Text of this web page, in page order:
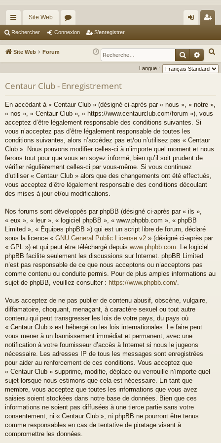
cc
ès
ra
Site Web
or
u
m
ne
xi
nr
eg
r
Rechercher Connexion S’enregistrer
Site Web Forum
e
c
Langue :
Centaur Club - Enregistrement
En accédant à « Centaur Club » (désigné ci-après par « nous », « notre »,
« nos », « Centaur Club », « https://www.centaurclub.com/forum »), vous
acceptez d’être légalement responsable des conditions suivantes. Si
vous n’acceptez pas d’être légalement responsable de toutes les
conditions suivantes, alors n’accédez pas et/ou n’utilisez pas « Centaur
Club ». Nous pouvons modifier celles-ci à n’importe quel moment et nous
ferons tout pour que vous en soyez informé, bien qu’il soit prudent de
vérifier régulièrement celles-ci par vous-même. Si vous continuez
d’utiliser « Centaur Club » alors que des changements ont été effectués,
vous acceptez d’être légalement responsable des conditions découlant
des mises à jour et/ou modifications.
Nos forums sont développés par phpBB (désigné ci-après par « ils »,
« eux », « leur », « logiciel phpBB », « www.phpbb.com », « phpBB
Limited », « Équipes phpBB ») qui est un script libre de forum, déclaré
sous la licence « GNU General Public License v2 » (désigné ci-après par
« GPL ») et qui peut être téléchargé depuis www.phpbb.com . Le logiciel
phpBB facilite seulement les discussions sur Internet. phpBB Limited
n’est pas responsable de ce que nous acceptons ou n’acceptons pas
comme contenu ou conduite permis. Pour de plus amples informations au
sujet de phpBB, veuillez consulter : https://www.phpbb.com/
Vous acceptez de ne pas publier de contenu abusif, obscène, vulgaire,
diffamatoire, choquant, menaçant, à caractère sexuel ou tout autre
contenu qui peut transgresser les lois de votre pays, du pays où
« Centaur Club » est hébergé ou les lois internationales. Le faire peut
vous mener à un bannissement immédiat et permanent, avec une
notification à votre fournisseur d’accès à Internet si nous le jugeons
nécessaire. Les adresses IP de tous les messages sont enregistrées
pour aider au renforcement de ces conditions. Vous acceptez que
« Centaur Club » supprime, modifie, déplace ou verrouille n’importe quel
sujet lorsque nous estimons que cela est nécessaire. En tant que
membre, vous acceptez que toutes les informations que vous avez
saisies soient stockées dans notre base de données. Bien que ces
informations ne soient pas diffusées à une tierce partie sans votre
consentement, ni « Centaur Club », ni phpBB ne pourront être tenus
comme responsables en cas de tentative de piratage visant à
compromettre les données.